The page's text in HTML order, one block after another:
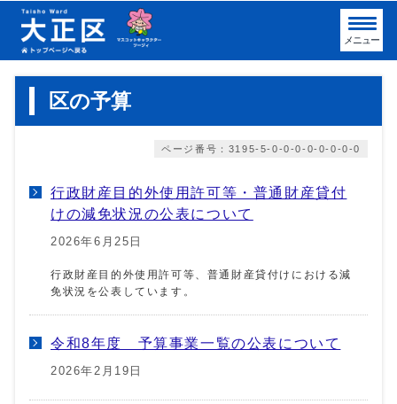
メニュー
区の予算
ページ番号：3195-5-0-0-0-0-0-0-0-0
行政財産目的外使用許可等・普通財産貸付
けの減免状況の公表について
2026年6月25日
行政財産目的外使用許可等、普通財産貸付けにおける減
免状況を公表しています。
令和8年度 予算事業一覧の公表について
2026年2月19日